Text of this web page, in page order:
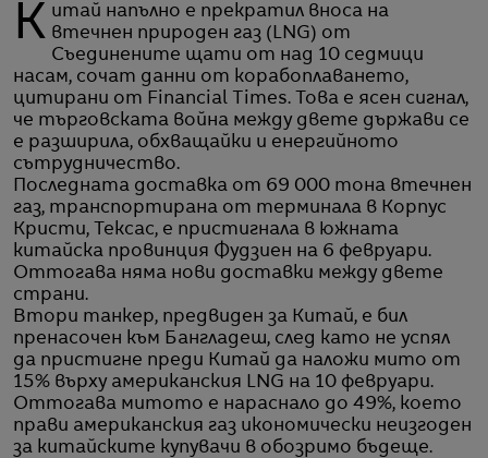
Китай напълно е прекратил вноса на втечнен природен газ (LNG) от
Съединените щати от над 10 седмици
насам, сочат данни от корабоплаването,
цитирани от Financial Times. Това е ясен сигнал,
че търговската война между двете държави се
е разширила, обхващайки и енергийното
сътрудничество.
Последната доставка от 69 000 тона втечнен
газ, транспортирана от терминала в Корпус
Кристи, Тексас, е пристигнала в южната
китайска провинция Фудзиен на 6 февруари.
Оттогава няма нови доставки между двете
страни.
Втори танкер, предвиден за Китай, е бил
пренасочен към Бангладеш, след като не успял
да пристигне преди Китай да наложи мито от
15% върху американския LNG на 10 февруари.
Оттогава митото е нараснало до 49%, което
прави американския газ икономически неизгоден
за китайските купувачи в обозримо бъдеще.